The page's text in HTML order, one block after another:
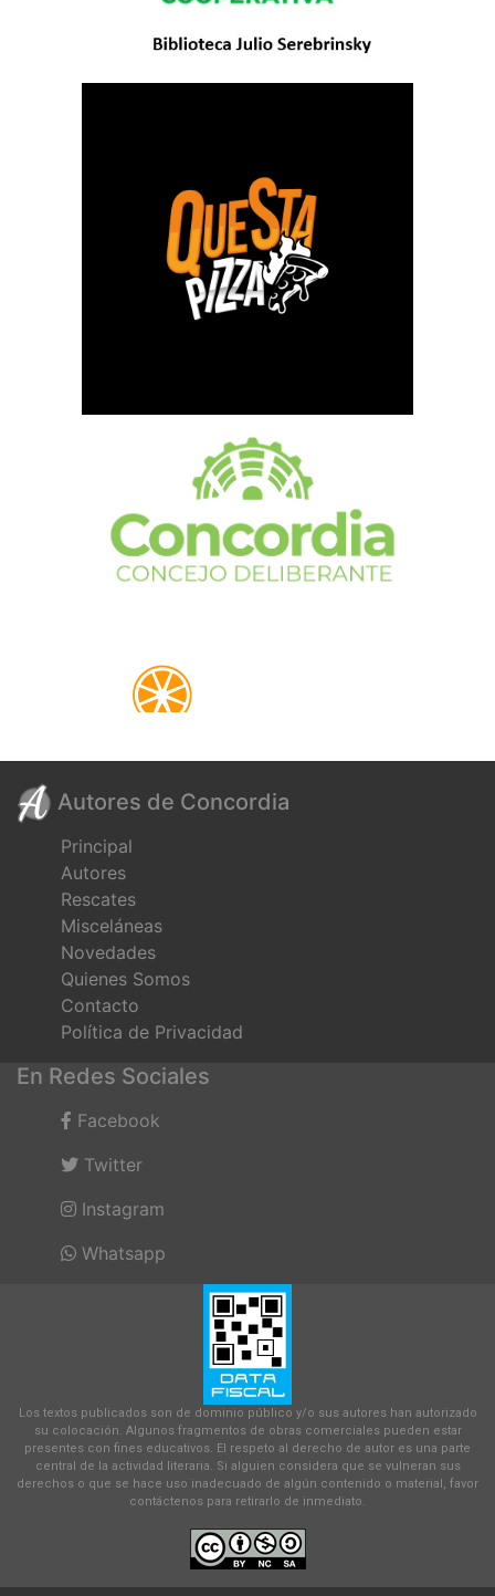
Autores de Concordia
Principal
Autores
Rescates
Misceláneas
Novedades
Quienes Somos
Contacto
Política de Privacidad
En Redes Sociales
Facebook
Twitter
Instagram
Whatsapp
Los textos publicados son de dominio público y/o sus autores han autorizado
su colocación. Algunos fragmentos de obras comerciales pueden estar
presentes con fines educativos. El respeto al derecho de autor es una parte
central de la actividad literaria. Si alguien considera que se vulneran sus
derechos o que se hace uso inadecuado de algún contenido o material, favor
contáctenos para retirarlo de inmediato.